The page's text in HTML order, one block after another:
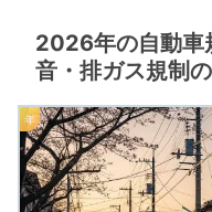
2026年の自動車
音・排ガス規制
年